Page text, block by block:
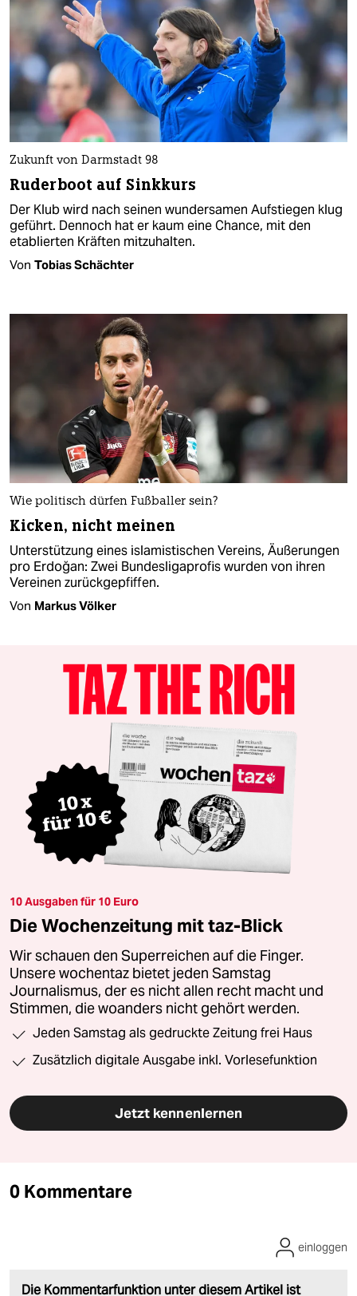
Zukunft von Darmstadt 98
Ruderboot auf Sinkkurs
Der Klub wird nach seinen wundersamen Aufstiegen klug
geführt. Dennoch hat er kaum eine Chance, mit den
etablierten Kräften mitzuhalten.
Von Tobias Schächter
Wie politisch dürfen Fußballer sein?
Kicken, nicht meinen
Unterstützung eines islamistischen Vereins, Äußerungen
pro Erdoğan: Zwei Bundesligaprofis wurden von ihren
Vereinen zurückgepfiffen.
Von Markus Völker
10 Ausgaben für 10 Euro
Die Wochenzeitung mit taz-Blick
Wir schauen den Superreichen auf die Finger.
Unsere wochentaz bietet jeden Samstag
Journalismus, der es nicht allen recht macht und
Stimmen, die woanders nicht gehört werden.
Jeden Samstag als gedruckte Zeitung frei Haus
Zusätzlich digitale Ausgabe inkl. Vorlesefunktion
Jetzt kennenlernen
0 Kommentare
Die Kommentarfunktion unter diesem Artikel ist
einloggen